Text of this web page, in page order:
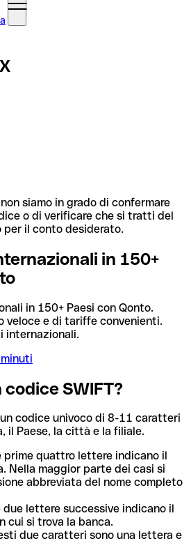
siamo in grado di confermare
o di verificare che si tratti del
il conto desiderato.
in 150+
in 150+ Paesi con Qonto.
veloce e di tariffe convenienti.
internazionali.
codice SWIFT?
un codice univoco di 8-11 caratteri
il Paese, la città e la filiale.
prime quattro lettere indicano il
Nella maggior parte dei casi si
abbreviata del nome completo
due lettere successive indicano il
cui si trova la banca.
due caratteri sono una lettera e